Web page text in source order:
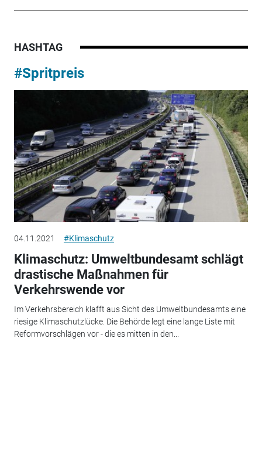
HASHTAG
#Spritpreis
04.11.2021 #Klimaschutz
Klimaschutz: Umweltbundesamt schlägt
drastische Maßnahmen für
Verkehrswende vor
Im Verkehrsbereich klafft aus Sicht des Umweltbundesamts eine
riesige Klimaschutzlücke. Die Behörde legt eine lange Liste mit
Reformvorschlägen vor - die es mitten in den...